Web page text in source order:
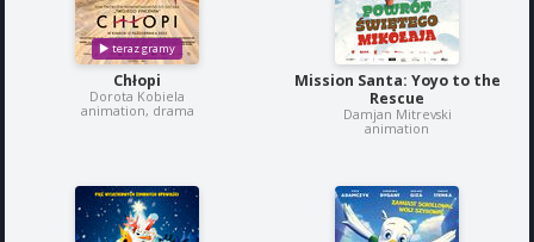
Chłopi
Dorota Kobiela
animation, drama
Mission Santa: Yoyo to the
Rescue
Damjan Mitrevski
animation